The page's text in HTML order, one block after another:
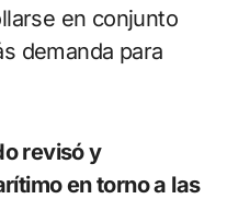
en conjunto
demanda para
revisó y
en torno a las